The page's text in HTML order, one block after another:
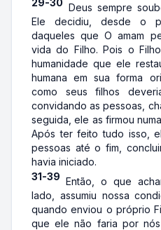
29-30 Deus sempre
Ele decidiu, desde o
daqueles que O amam
vida do Filho. Pois o
humanidade que ele
humana em sua forma
como seus filhos
convidando as pessoas,
seguida, ele as firmou
Após ter feito tudo isso,
pessoas até o fim,
havia iniciado.
31-39 Então, o que
lado, assumiu nossa
quando enviou o próprio
que ele não faria por